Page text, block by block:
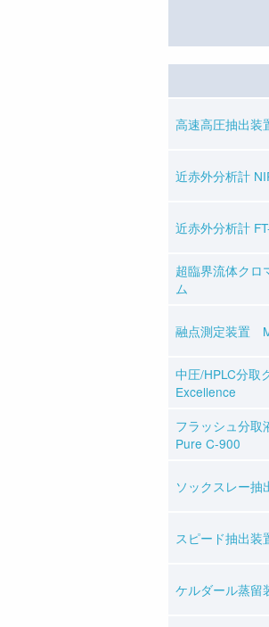
高速高圧抽出装
近赤外分析計
近赤外分析計
超臨界流体クロ
ム
融点測定装置
中圧/HPLC分取
Excellence
フラッシュ分取
Pure C-900
ソックスレー抽
スピード抽出装
ケルダール蒸留